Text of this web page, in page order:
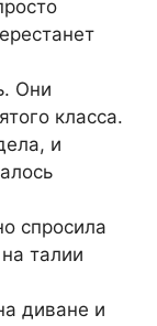
Они
класса.
и
спросила
талии
диване и